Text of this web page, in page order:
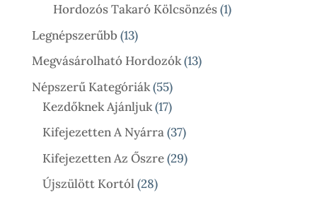
Termék
Hordozós Takaró Kölcsönzés 11
Legnépszerűbb 1313
Termék
Megvásárolható Hordozók 1313
Népszerű Kategóriák 5555
Termék
Kezdőknek Ajánljuk 1717
Termék
Kifejezetten A Nyárra 3737
Termék
Kifejezetten Az Őszre 2929
Újszülött Kortól 2828